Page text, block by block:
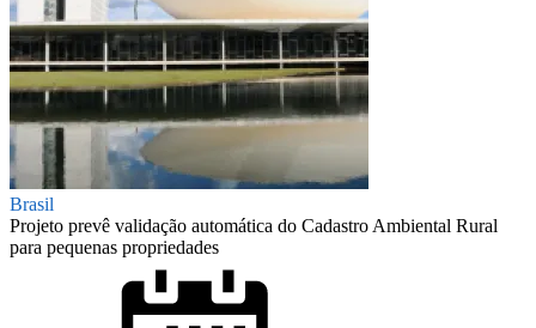
Brasil
Projeto prevê validação automática do Cadastro Ambiental Rural
para pequenas propriedades